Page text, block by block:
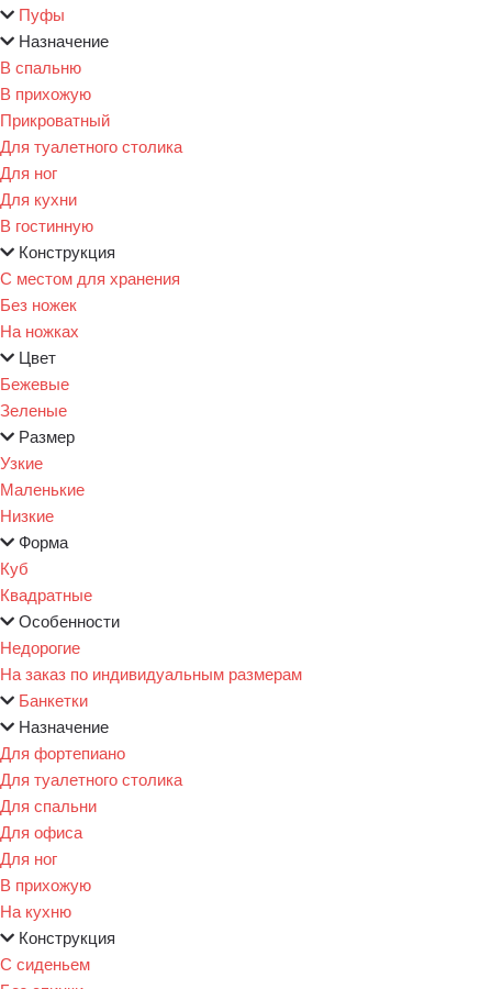
Пуфы
Назначение
В спальню
В прихожую
Прикроватный
Для туалетного столика
Для ног
Для кухни
В гостинную
Конструкция
С местом для хранения
Без ножек
На ножках
Цвет
Бежевые
Зеленые
Размер
Узкие
Маленькие
Низкие
Форма
Куб
Квадратные
Особенности
Недорогие
На заказ по индивидуальным размерам
Банкетки
Назначение
Для фортепиано
Для туалетного столика
Для спальни
Для офиса
Для ног
В прихожую
На кухню
Конструкция
С сиденьем